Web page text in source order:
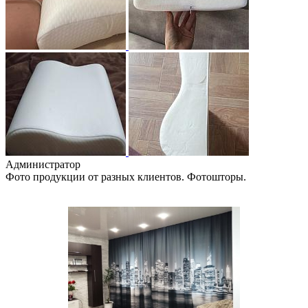
Администратор
Фото продукции от разных клиентов. Фотошторы.